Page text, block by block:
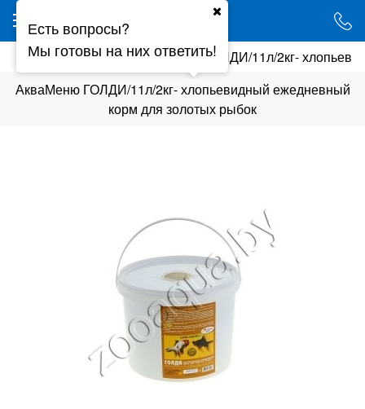
Корм для рыб
АкваМеню ГОЛДИ/11л/2кг-
АкваМеню ГОЛДИ/11л/2кг- хлопьевидный ежедневный
корм для золотых рыбок
Есть вопросы?
Мы готовы на них ответить!
Ваш город - Минск,
угадали?
ДА НЕТ